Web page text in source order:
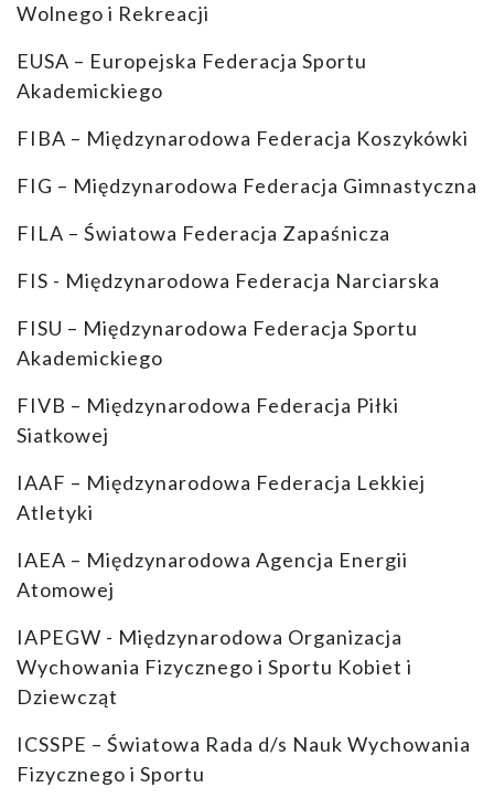
Wolnego i Rekreacji
EUSA – Europejska Federacja Sportu
Akademickiego
FIBA – Międzynarodowa Federacja Koszykówki
FIG – Międzynarodowa Federacja Gimnastyczna
FILA – Światowa Federacja Zapaśnicza
FIS - Międzynarodowa Federacja Narciarska
FISU – Międzynarodowa Federacja Sportu
Akademickiego
FIVB – Międzynarodowa Federacja Piłki
Siatkowej
IAAF – Międzynarodowa Federacja Lekkiej
Atletyki
IAEA – Międzynarodowa Agencja Energii
Atomowej
IAPEGW - Międzynarodowa Organizacja
Wychowania Fizycznego i Sportu Kobiet i
Dziewcząt
ICSSPE – Światowa Rada d/s Nauk Wychowania
Fizycznego i Sportu